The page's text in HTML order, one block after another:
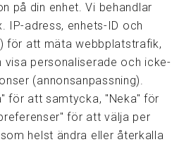
på din enhet. Vi behandlar
IP-adress, enhets-ID och
för att mäta webbplatstrafik,
visa personaliserade och icke-
(annonsanpassning).
för att samtycka, "Neka" för
för att välja per
helst ändra eller återkalla
hantering och Google Analytics